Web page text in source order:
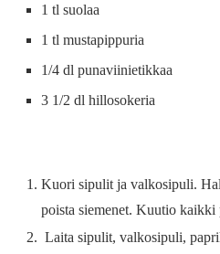
1 tl suolaa
1 tl mustapippuria
1/4 dl punaviinietikkaa
3 1/2 dl hillosokeria
Kuori sipulit ja valkosipuli.
poista siemenet. Kuutio
Laita sipulit, valkosipuli,